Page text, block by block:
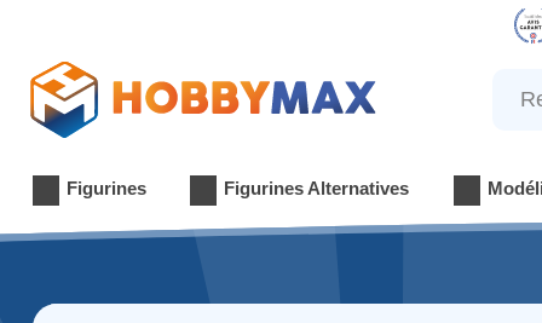
Figurines Figurines Alternatives